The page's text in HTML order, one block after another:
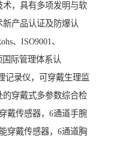
，具有多项发明与软
产品认证及防爆认
、ISO9001、
国际管理体系认
记录仪，可穿戴生理监
穿戴式多参数综合检
戴传感器，6通道手腕
穿戴传感器，6通道胸